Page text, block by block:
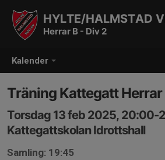
Kalender
HYLTE/HALMSTAD
Herrar B - Div 2
Träning Kattegatt Herrar
Torsdag 13 feb 2025, 20:00-
Kattegattskolan Idrottshall
Samling: 19:45